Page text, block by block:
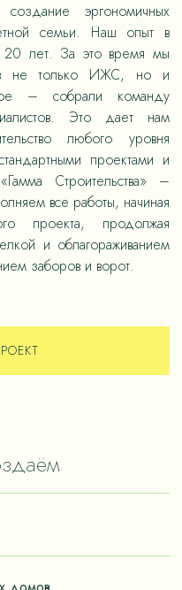
эргономичных
семьи. Наш опыт в
20 лет. За это время мы
не только ИЖС, но и
– собрали команду
Это дает нам
любого уровня
проектами и
Строительства» –
все работы, начиная
проекта, продолжая
и облагораживанием
заборов и ворот.